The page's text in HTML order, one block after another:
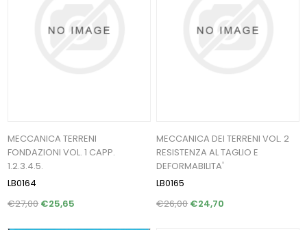
MECCANICA TERRENI
FONDAZIONI VOL. 1 CAPP.
1.2.3.4.5.
LB0164
€27,00 €25,65
MECCANICA DEI TERRENI VOL. 2
RESISTENZA AL TAGLIO E
DEFORMABILITA'
LB0165
€26,00€24,70